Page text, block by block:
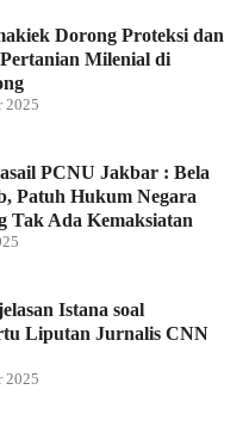
Dorong Proteksi dan
Milenial di
2025
PCNU Jakbar : Bela
Patuh Hukum Negara
Tak Ada Kemaksiatan
Istana soal
Liputan Jurnalis CNN
2025